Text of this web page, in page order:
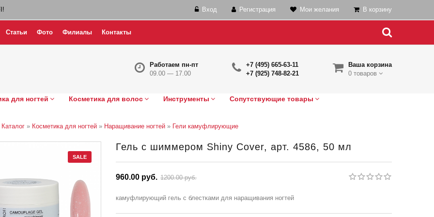
Вход Регистрация Мои желания В корзину
Статьи Фото Филиалы Контакты
Ваша корзина
0 товаров
+7 (495) 665-63-11
+7 (925) 748-82-21
Работаем пн-пт
09.00 — 17.00
для ногтей Косметика для волос Инструменты Сопутствующие товары
Каталог » Косметика для ногтей » Наращивание ногтей » Гели камуфлирующие
SALE
Гель с шиммером Shiny Cover, арт. 4586, 50 мл
960.00 руб. 1200.00 руб.
камуфлирующий гель с блестками для наращивания ногтей